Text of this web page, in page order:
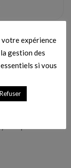
expérience
gestion des
si vous
Refuser